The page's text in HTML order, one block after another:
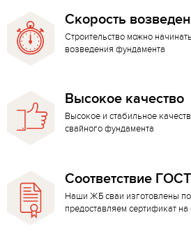
Скорость
Строительство можно
возведения фундамента
Высокое качество
Высокое и стабильное
свайного фундамента
Соответствие
Наши ЖБ сваи изготовлены
предоставляем сертификат на